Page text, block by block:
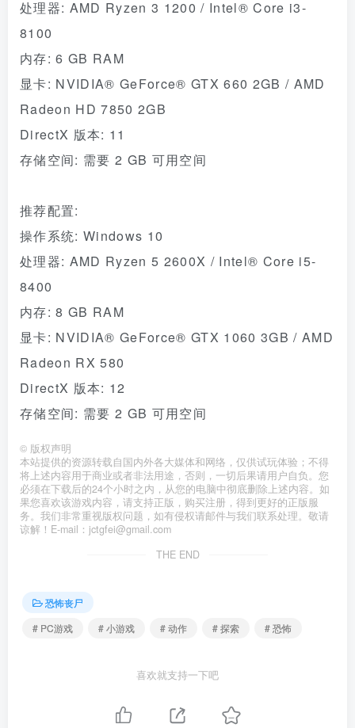
处理器: AMD Ryzen 3 1200 / Intel® Core i3-
8100
内存: 6 GB RAM
显卡: NVIDIA® GeForce® GTX 660 2GB / AMD
Radeon HD 7850 2GB
DirectX 版本: 11
存储空间: 需要 2 GB 可用空间
推荐配置:
操作系统: Windows 10
处理器: AMD Ryzen 5 2600X / Intel® Core i5-
8400
内存: 8 GB RAM
显卡: NVIDIA® GeForce® GTX 1060 3GB / AMD
Radeon RX 580
DirectX 版本: 12
存储空间: 需要 2 GB 可用空间
© 版权声明
本站提供的资源转载自国内外各大媒体和网络，仅供试玩体验；不得
将上述内容用于商业或者非法用途，否则，一切后果请用户自负。您
必须在下载后的24个小时之内，从您的电脑中彻底删除上述内容。如
果您喜欢该游戏内容，请支持正版，购买注册，得到更好的正版服
务。我们非常重视版权问题，如有侵权请邮件与我们联系处理。敬请
谅解！E-mail：jctgfei@gmail.com
THE END
恐怖丧尸
# PC游戏
# 小游戏 # 动作 # 探索 # 恐怖
喜欢就支持一下吧